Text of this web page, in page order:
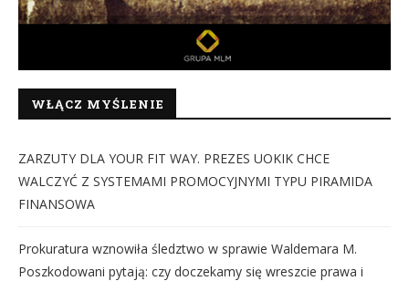
WŁĄCZ MYŚLENIE
ZARZUTY DLA YOUR FIT WAY. PREZES UOKIK CHCE
WALCZYĆ Z SYSTEMAMI PROMOCYJNYMI TYPU PIRAMIDA
FINANSOWA
Prokuratura wznowiła śledztwo w sprawie Waldemara M.
Poszkodowani pytają: czy doczekamy się wreszcie prawa i